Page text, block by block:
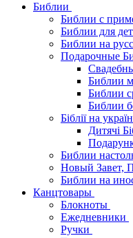
Библии
Библии с
Библии для
Библии на
Подарочные
Библии
Библии
Библии
Біблії на
Дитячі
Библии
Новый Завет,
Библии на
Канцтовары
Блокноты
Ежедневники
Ручки